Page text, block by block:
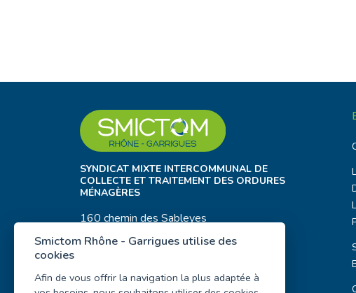
SYNDICAT MIXTE INTERCOMMUNAL DE
COLLECTE ET TRAITEMENT DES ORDURES
MÉNAGÈRES
160 chemin des Sableyes
30400 Villeneuve-Lez-Avignon
04 90 15 17 80
Smictom Rhône - Garrigues utilise des
cookies
Afin de vous offrir la navigation la plus adaptée à